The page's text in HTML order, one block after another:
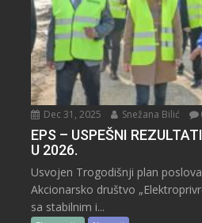
Dec 31, 2025 Snežana Bilić
EPS – USPEŠNI
U 2026.
Usvojen Trogodišnji plan
Akcionarsko društvo
sa stabilnim i...